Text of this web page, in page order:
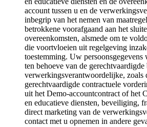
account tussen u en de
inbegrip van het nemen van
betrokkene voorafgaand aan het
overeenkomsten, alsmede om te
die voortvloeien uit regelgeving
toestemming. Uw
ten behoeve van de
verwerkingsverantwoordelijke, zoals
gerechtvaardigde contractuele
uit het Demo-accountcontract of het
en educatieve diensten, beveiliging,
direct marketing van de
contact met u opnemen in andere